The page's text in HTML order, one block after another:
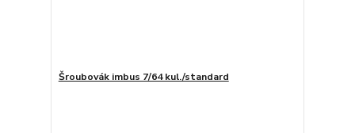
Šroubovák imbus 7/64 kul./standard